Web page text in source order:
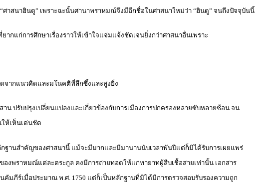
ศาสนาฮินดู” เพราะฉะนั้นศานาพราหมณ์จึงมีอีกชื่อในศาสนาใหม่ว่า “ฮินดู” จนถึงปัจจุบันนี้
กแก่การศึกษาเรื่องราวให้เข้าใจแจ่มแจ้งชัดเจนยิ่งกว่าศาสนาอื่นเพราะ
จากแนวคิดและมโนคติที่ลึกซึ้งและสูงยิ่ง
น ปรับปรุงเปลี่ยนแปลงและเกี่ยวข้องกับการเมืองการปกครองหลายซับหลายซ้อน จน
ห้เห็นเด่นชัด
กฐานสำคัญของศาสนานี้ แม้จะมีมากและมีมานานนับเวลาพันปีแต่ก็มิได้รับการเผยแพร่
องพราหมณ์แต่ละตระกูล คงมีการถ่ายทอดให้แก่ทายาทผู้สืบเชื้อสายเท่านั้น เอกสาร
คัมภีร์เมื่อประมาณ พ.ศ. 1750 แต่ก็เป็นหลักฐานที่มิได้มีการตรวจสอบรับรองความถูก